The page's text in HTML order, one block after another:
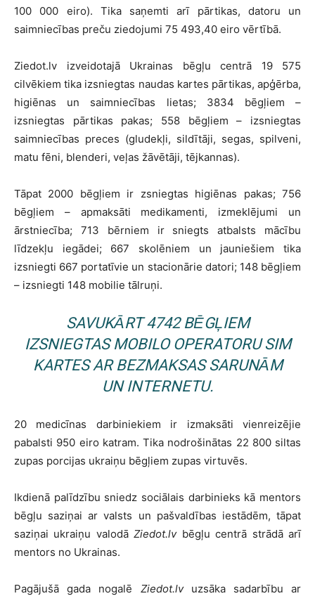
100 000 eiro). Tika saņemti arī pārtikas, datoru un
saimniecības preču ziedojumi 75 493,40 eiro vērtībā.
Ziedot.lv izveidotajā Ukrainas bēgļu centrā 19 575
cilvēkiem tika izsniegtas naudas kartes pārtikas, apģērba,
higiēnas un saimniecības lietas; 3834 bēgļiem –
izsniegtas pārtikas pakas; 558 bēgļiem – izsniegtas
saimniecības preces (gludekļi, sildītāji, segas, spilveni,
matu fēni, blenderi, veļas žāvētāji, tējkannas).
Tāpat 2000 bēgļiem ir zsniegtas higiēnas pakas; 756
bēgļiem – apmaksāti medikamenti, izmeklējumi un
ārstniecība; 713 bērniem ir sniegts atbalsts mācību
līdzekļu iegādei; 667 skolēniem un jauniešiem tika
izsniegti 667 portatīvie un stacionārie datori; 148 bēgļiem
– izsniegti 148 mobilie tālruņi.
SAVUKĀRT 4742 BĒGĻIEM
IZSNIEGTAS MOBILO OPERATORU SIM
KARTES AR BEZMAKSAS SARUNĀM
UN INTERNETU.
20 medicīnas darbiniekiem ir izmaksāti vienreizējie
pabalsti 950 eiro katram. Tika nodrošinātas 22 800 siltas
zupas porcijas ukraiņu bēgļiem zupas virtuvēs.
Ikdienā palīdzību sniedz sociālais darbinieks kā mentors
bēgļu saziņai ar valsts un pašvaldības iestādēm, tāpat
saziņai ukraiņu valodāZiedot.lvbēgļu centrā strādā arī
mentors no Ukrainas.
Pagājušā gada nogalē Ziedot.lvuzsāka sadarbību ar